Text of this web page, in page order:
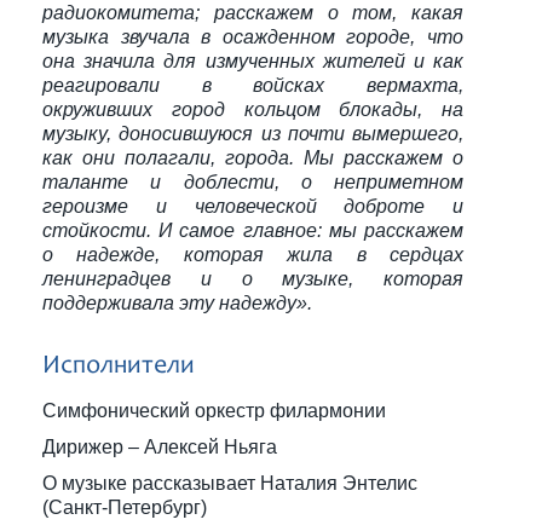
радиокомитета; расскажем о том, какая
музыка звучала в осажденном городе, что
она значила для измученных жителей и как
реагировали в войсках вермахта,
окруживших город кольцом блокады, на
музыку, доносившуюся из почти вымершего,
как они полагали, города. Мы расскажем о
таланте и доблести, о неприметном
героизме и человеческой доброте и
стойкости. И самое главное: мы расскажем
о надежде, которая жила в сердцах
ленинградцев и о музыке, которая
поддерживала эту надежду».
Исполнители
Симфонический оркестр филармонии
Дирижер – Алексей Ньяга
О музыке рассказывает Наталия Энтелис
(Санкт-Петербург)